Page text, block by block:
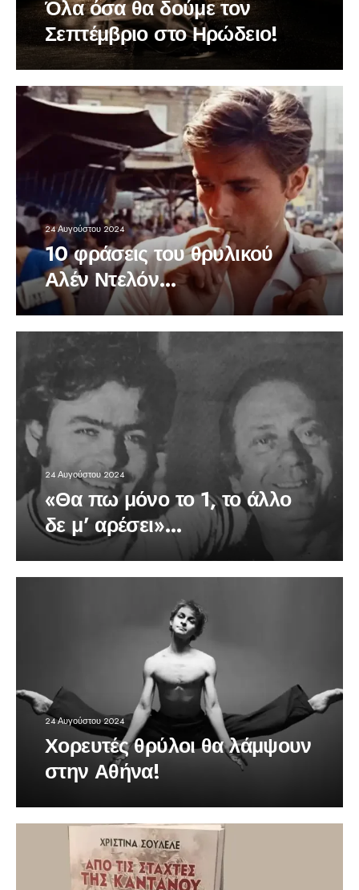
Όλα όσα θα δούμε τον
Σεπτέμβριο στο Ηρώδειο!
24 Αυγούστου 2024
10 φράσεις του θρυλικού
Αλέν Ντελόν…
24 Αυγούστου 2024
«Θα πω μόνο το 1, το άλλο
δε μ’ αρέσει»…
24 Αυγούστου 2024
Χορευτές θρύλοι θα λάμψουν
στην Αθήνα!